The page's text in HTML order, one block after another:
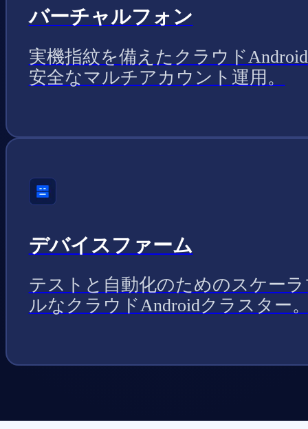
バーチャルフォン
実機指紋を備えたクラウド
安全なマルチアカウント運用。
デバイスファーム
テストと自動化のためのスケー
ルなクラウドAndroidクラスター